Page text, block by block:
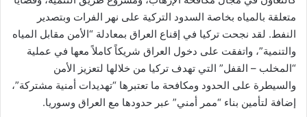
متعلقة بالمياه بخاصة السدود التركية على نهر الفرات وبتصدير
النفط. لقد نجحت تركيا في إقناع العراق بمعادلة “الأمن مقابل المياه
والتنمية”، واتفقت على دخول العراق شريكاً كاملاً معها في عملية
“المخلب – القفل” التي تهدف تركيا من خلالها لتعزيز الأمن
والسيطرة على الحدود ومكافحة ما تعتبرها “تهديدات أمنية مشتركة”،
إضافة لتأمين بناء “ممر أمني” عبر حدودها مع العراق وسوريا.